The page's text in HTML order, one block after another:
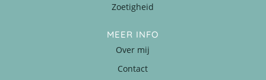
Zoetigheid
MEER INFO
Over mij
Contact